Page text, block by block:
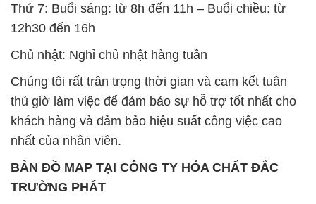
Thứ 7: Buổi sáng: từ 8h đến 11h – Buổi chiều: từ
12h30 đến 16h
Chủ nhật: Nghỉ chủ nhật hàng tuần
Chúng tôi rất trân trọng thời gian và cam kết tuân
thủ giờ làm việc để đảm bảo sự hỗ trợ tốt nhất cho
khách hàng và đảm bảo hiệu suất công việc cao
nhất của nhân viên.
BẢN ĐỒ MAP TẠI CÔNG TY HÓA CHẤT ĐẮC
TRƯỜNG PHÁT